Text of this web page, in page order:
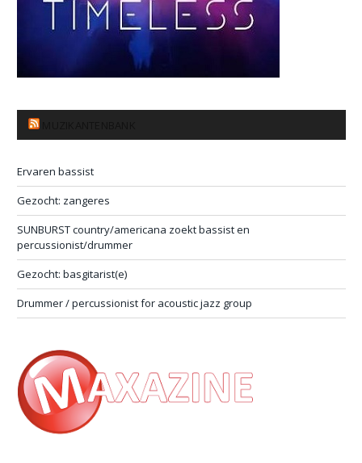
Ervaren bassist
Gezocht: zangeres
SUNBURST country/americana zoekt bassist en
percussionist/drummer
Gezocht: basgitarist(e)
Drummer / percussionist for acoustic jazz group